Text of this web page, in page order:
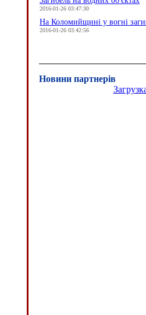
2016-01-26 03:47:30
На Коломийщині у вогні
2016-01-26 03:42:56
Новини партнерів